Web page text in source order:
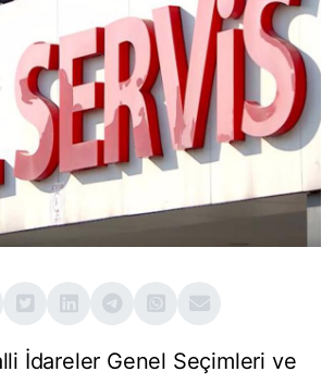
İdareler Genel Seçimleri ve